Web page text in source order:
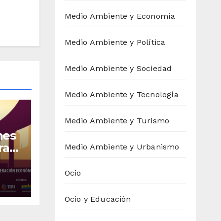
Medio Ambiente y Economía
Medio Ambiente y Política
Medio Ambiente y Sociedad
Medio Ambiente y Tecnología
Medio Ambiente y Turismo
Medio Ambiente y Urbanismo
Ocio
Ocio y Educación